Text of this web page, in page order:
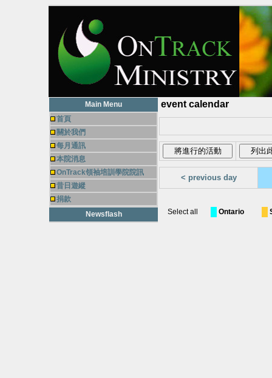
Main Menu
首頁
關於我們
每月通訊
本院消息
OnTrack領袖培訓學院院訊
昔日遊縱
捐款
Newsflash
event calendar
< previous day
Select all Ontario